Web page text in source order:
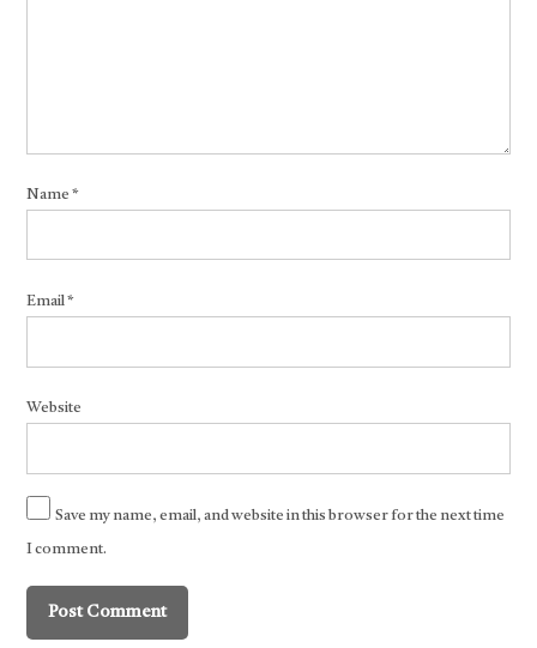
Name*
Email*
Website
Save my name, email, and website in this browser for the next time
I comment.